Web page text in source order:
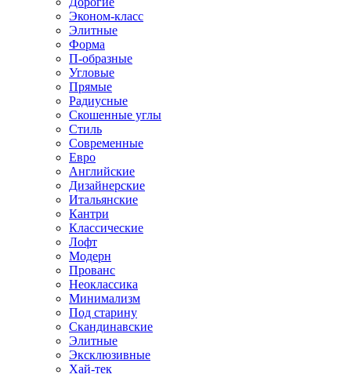
Эконом-класс
Элитные
Форма
П-образные
Угловые
Прямые
Радиусные
Скошенные углы
Стиль
Современные
Евро
Английские
Дизайнерские
Итальянские
Кантри
Классические
Лофт
Модерн
Прованс
Неоклассика
Минимализм
Под старину
Скандинавские
Элитные
Эксклюзивные
Хай-тек